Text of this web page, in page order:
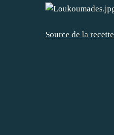
Source de la recette